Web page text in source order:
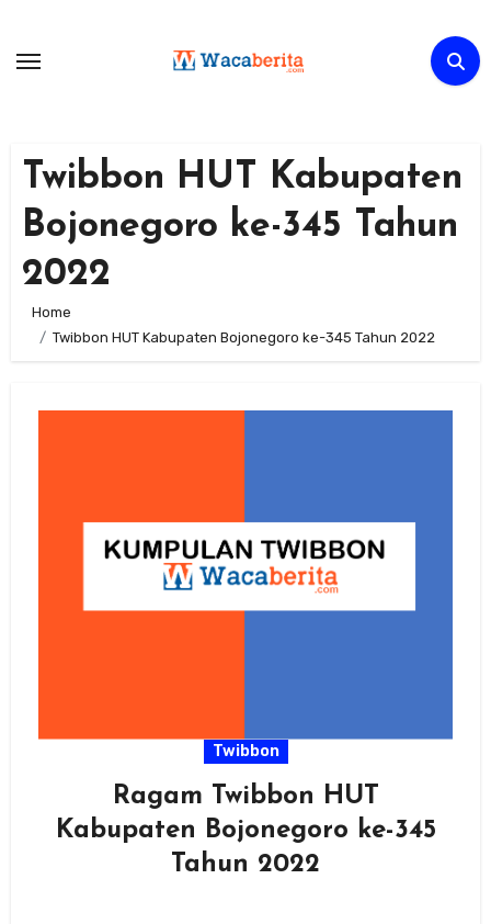
content
Twibbon HUT Kabupaten
Bojonegoro ke-345 Tahun
2022
Home
Twibbon HUT Kabupaten Bojonegoro ke-345 Tahun 2022
Twibbon
Ragam Twibbon HUT
Kabupaten Bojonegoro ke-345
Tahun 2022